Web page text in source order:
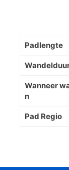
Padlengte
Wanneer
n
Pad Regio